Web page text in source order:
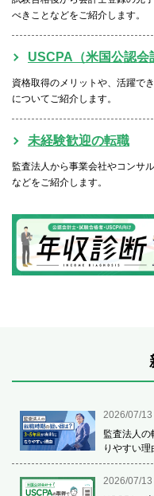
べきことなどをご紹介します。
USCPA（米国公認会
資格取得のメリットや、活躍で
についてご紹介します。
未経験歓迎の転職
監査法人から事業会社やコンサ
などをご紹介します。
2026/07/13
監査法人
りやすい理
2026/07/13